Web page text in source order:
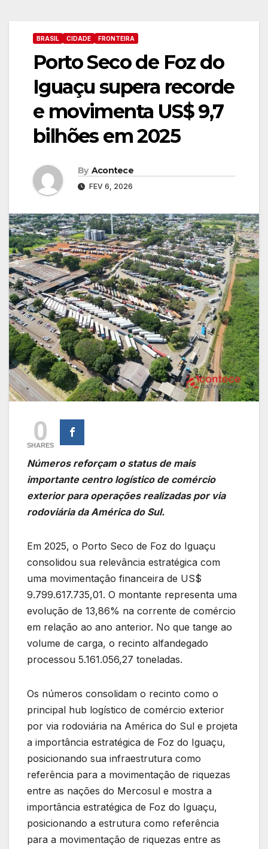
BRASIL CIDADE FRONTEIRA
Porto Seco de Foz do
Iguaçu supera recorde
e movimenta US$ 9,7
bilhões em 2025
By Acontece
FEV 6, 2026
0
SHARES
Números reforçam o status de mais
importante centro logístico de comércio
exterior para operações realizadas por via
rodoviária da América do Sul.
Em 2025, o Porto Seco de Foz do Iguaçu
consolidou sua relevância estratégica com
uma movimentação financeira de US$
9.799.617.735,01. O montante representa uma
evolução de 13,86% na corrente de comércio
em relação ao ano anterior. No que tange ao
volume de carga, o recinto alfandegado
processou 5.161.056,27 toneladas.
Os números consolidam o recinto como o
principal hub logístico de comércio exterior
por via rodoviária na América do Sul e projeta
a importância estratégica de Foz do Iguaçu,
posicionando sua infraestrutura como
referência para a movimentação de riquezas
entre as nações do Mercosul e mostra a
importância estratégica de Foz do Iguaçu,
posicionando a estrutura como referência
para a movimentação de riquezas entre as